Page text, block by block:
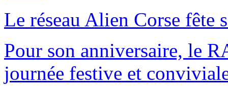
Le réseau Alien Corse fête
Pour son anniversaire, le
journée festive et